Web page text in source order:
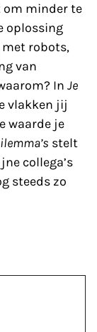
om minder te
oplossing
robots,
van
In Je
vlakken jij
waarde je
stelt
collega’s
steeds zo